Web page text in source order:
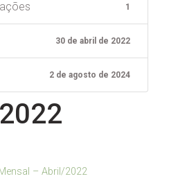
1
30 de abril de 2022
2 de agosto de 2024
– Abril/2022